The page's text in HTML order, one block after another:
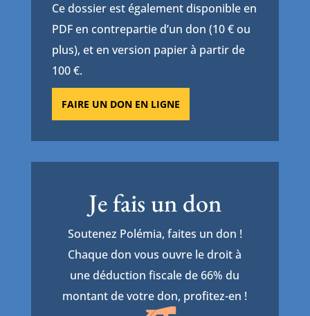
Ce dossier est également disponible en
PDF en contrepartie d’un don (10 € ou
plus), et en version papier à partir de
100 €.
FAIRE UN DON EN LIGNE
Je fais un don
Soutenez Polémia, faites un don !
Chaque don vous ouvre le droit à
une déduction fiscale de 66% du
montant de votre don, profitez-en !